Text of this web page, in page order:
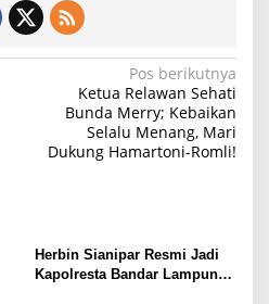
Pos berikutnya
Ketua Relawan Sehati
Bunda Merry; Kebaikan
Selalu Menang, Mari
Dukung Hamartoni-Romli!
Herbin Sianipar Resmi Jadi
Kapolresta Bandar Lampung,